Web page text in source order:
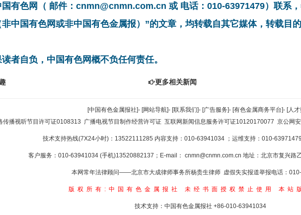
有色网（ 邮件：cnmn@cnmn.com.cn 或 电话：010-63971479）联系，
中国有色网或非中国有色金属报）”的文章，均转载自其它媒体，转载目
者自负，中国有色网概不负任何责任。
更多相关新闻
[中国有色金属报社]- [网站导航]- [联系我们]- [广告服务]- [有色金属商务平台]- [人
传播视听节目许可证0108313 广播电视节目制作经营许可证 互联网新闻信息服务许可证10120170077 京公网
技术支持热线(7X24小时)：13522111285 内容支持：010-63941034 ；运维支持：010-
客户服务：010-63941034 (手机)13520882137；E-mail： cnmn@cnmn.com.cn 地址：北京市复兴路
本网常年法律顾问——北京市大成律师事务所杨贵生律师 虚假失实报道举报电话：
版权所有:中国有色金属报社 未经书面授权禁止使用 本站
技术支持：中国有色金属报社 +86-010-63941034